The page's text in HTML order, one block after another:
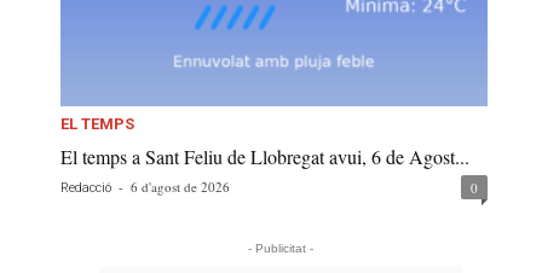
EL TEMPS
El temps a Sant Feliu de Llobregat avui, 6 de Agost...
Redacció - 6 d'agost de 2026 0
- Publicitat -